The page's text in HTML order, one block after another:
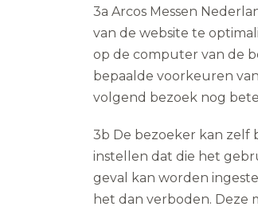
3a Arcos Messen
van de website te
op de computer van de
bepaalde voorkeuren
volgend bezoek nog
3b De bezoeker kan zelf
instellen dat die het
geval kan worden
het dan verboden. Deze